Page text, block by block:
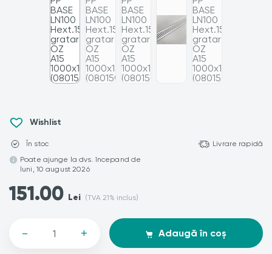
Wishlist
În stoc
Livrare rapidă
Poate ajunge la dvs. începand de
luni, 10 august 2026
151.00 Lei (TVA 21% inclus)
- + Adaugă în coș